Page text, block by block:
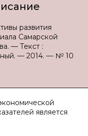
развития
Самарской
— Текст :
— 2014. — № 10
является